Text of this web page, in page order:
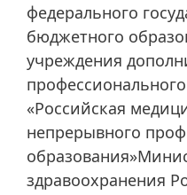
федерального
бюджетного
учреждения
«Российская
непрерывного
здравоохранения